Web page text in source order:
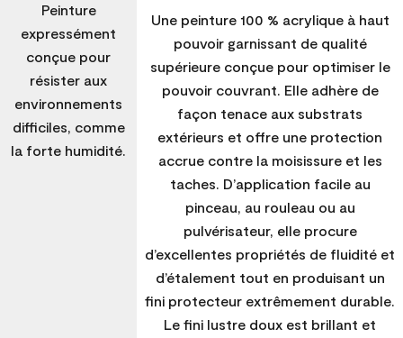
Peinture
expressément
conçue pour
résister aux
environnements
difficiles, comme
la forte humidité.
Une peinture 100 % acrylique à haut
pouvoir garnissant de qualité
supérieure conçue pour optimiser le
pouvoir couvrant. Elle adhère de
façon tenace aux substrats
extérieurs et offre une protection
accrue contre la moisissure et les
taches. D’application facile au
pinceau, au rouleau ou au
pulvérisateur, elle procure
d’excellentes propriétés de fluidité et
d’étalement tout en produisant un
fini protecteur extrêmement durable.
Le fini lustre doux est brillant et